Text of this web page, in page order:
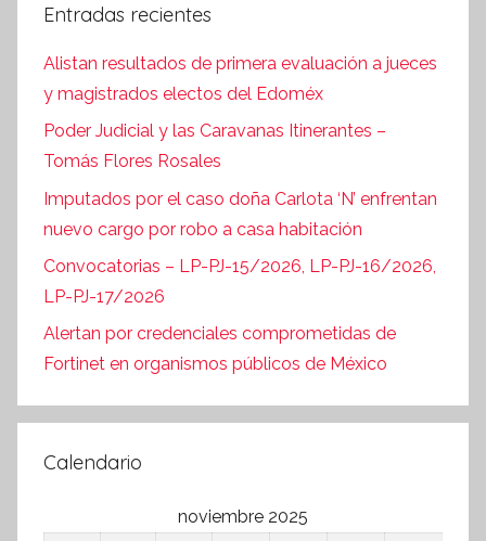
Entradas recientes
Alistan resultados de primera evaluación a jueces
y magistrados electos del Edoméx
Poder Judicial y las Caravanas Itinerantes –
Tomás Flores Rosales
Imputados por el caso doña Carlota ‘N’ enfrentan
nuevo cargo por robo a casa habitación
Convocatorias – LP-PJ-15/2026, LP-PJ-16/2026,
LP-PJ-17/2026
Alertan por credenciales comprometidas de
Fortinet en organismos públicos de México
Calendario
noviembre 2025